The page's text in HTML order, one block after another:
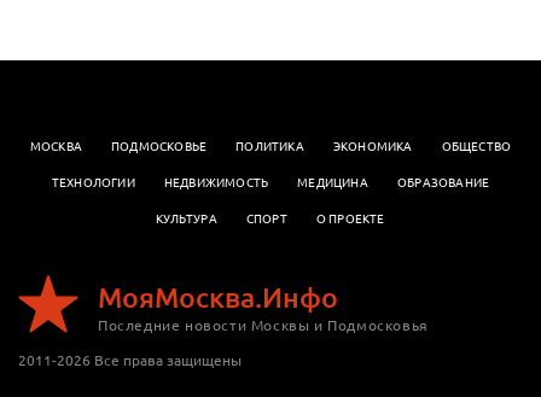
МояМосква.Инфо
Последние новости Москвы и Подмосковья
2011-2026 Все права защищены
МОСКВА ПОДМОСКОВЬЕ ПОЛИТИКА ЭКОНОМИКА
OБЩЕСТВО
ТЕХНОЛОГИИ
НЕДВИЖИМОСТЬ МЕДИЦИНА
ОБРАЗОВАНИЕ
КУЛЬТУРА
СПОРТ О ПРОЕКТЕ